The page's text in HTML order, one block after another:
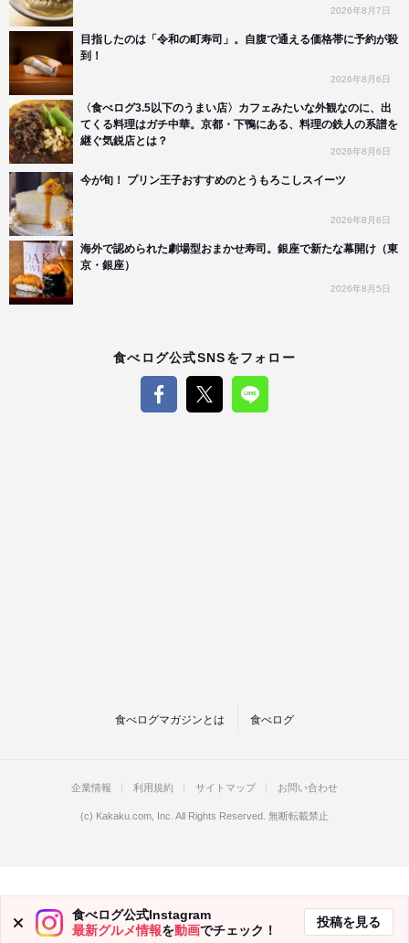
2026年8月7日
目指したのは「令和の町寿司」。自腹で通える価格帯に予約が殺
到！
2026年8月6日
〈食べログ3.5以下のうまい店〉カフェみたいな外観なのに、出
てくる料理はガチ中華。京都・下鴨にある、料理の鉄人の系譜を
継ぐ気鋭店とは？
2026年8月6日
今が旬！ プリン王子おすすめのとうもろこしスイーツ
2026年8月6日
海外で認められた劇場型おまかせ寿司。銀座で新たな幕開け（東
京・銀座）
2026年8月5日
食べログ公式SNSをフォロー
食べログマガジンとは 食べログ
食べログ公式Instagram
最新グルメ情報を動画でチェック！
投稿を見る
企業情報 利用規約 サイトマップ お問い合わせ
(c) Kakaku.com, Inc. All Rights Reserved. 無断転載禁止